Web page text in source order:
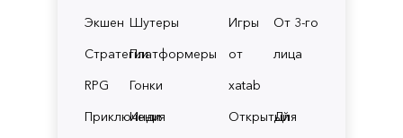
Экшен Шутеры
СтратегииПлатформеры
RPG
Гонки
Приключения
Инди
Игры
от
xatab
От 3-го
лица
Открытый
Для